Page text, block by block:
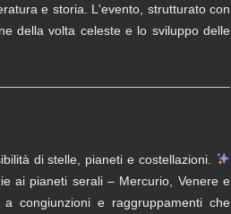
e storia. L'evento, strutturato con
della volta celeste e lo sviluppo delle
di stelle, pianeti e costellazioni.
ai pianeti serali – Mercurio, Venere e
congiunzioni e raggruppamenti che